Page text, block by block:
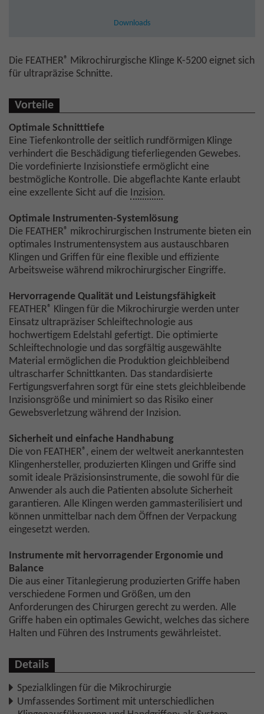
Downloads
Die FEATHER® Mikrochirurgische Klinge K-5200 eignet sich
für ultrapräzise Schnitte.
Vorteile
Optimale Schnitttiefe
Eine Tiefenkontrolle der seitlich rundförmigen Klinge
verhindert die Beschädigung tieferliegenden Gewebes.
Die vordefinierte Inzisionstiefe ermöglicht eine
bestmögliche Kontrolle. Die abgeflachte Kante erlaubt
eine exzellente Sicht auf die Inzision.
Optimale Instrumenten-Systemlösung
Die FEATHER® mikrochirurgischen Instrumente bieten ein
optimales Instrumentensystem aus austauschbaren
Klingen und Griffen für eine flexible und effiziente
Arbeitsweise während mikrochirurgischer Eingriffe.
Hervorragende Qualität und Leistungsfähigkeit
FEATHER® Klingen für die Mikrochirurgie werden unter
Einsatz ultrapräziser Schleiftechnologie aus
hochwertigem Edelstahl gefertigt. Die optimierte
Schleiftechnologie und das sorgfältig ausgewählte
Material ermöglichen die Produktion gleichbleibend
ultrascharfer Schnittkanten. Das standardisierte
Fertigungsverfahren sorgt für eine stets gleichbleibende
Inzisionsgröße und minimiert so das Risiko einer
Gewebsverletzung während der Inzision.
Sicherheit und einfache Handhabung
Die von FEATHER® , einem der weltweit anerkanntesten
Klingenhersteller, produzierten Klingen und Griffe sind
somit ideale Präzisionsinstrumente, die sowohl für die
Anwender als auch die Patienten absolute Sicherheit
garantieren. Alle Klingen werden gammasterilisiert und
können unmittelbar nach dem Öffnen der Verpackung
eingesetzt werden.
Instrumente mit hervorragender Ergonomie und
Balance
Die aus einer Titanlegierung produzierten Griffe haben
verschiedene Formen und Größen, um den
Anforderungen des Chirurgen gerecht zu werden. Alle
Griffe haben ein optimales Gewicht, welches das sichere
Halten und Führen des Instruments gewährleistet.
Details
Spezialklingen für die Mikrochirurgie
Umfassendes Sortiment mit unterschiedlichen